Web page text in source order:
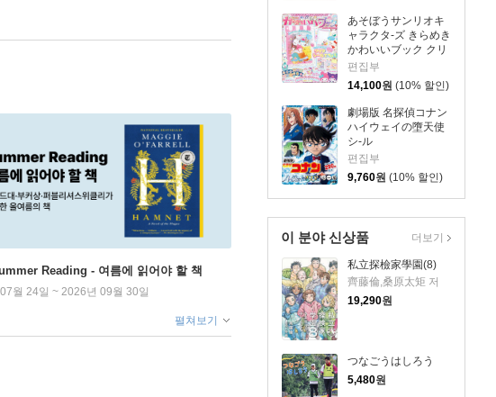
あそぼうサンリオキ
ャラクタ-ズ きらめき
かわいいブック クリ
アシ-ル手帳
편집부
14,100원 (10% 할인)
劇場版 名探偵コナン
ハイウェイの墮天使
シ-ル
편집부
9,760원 (10% 할인)
이 분야 신상품
私立探檢家學園(8)
齊藤倫,桑原太矩 저
19,290원
つなごうはしろう
5,480원
더보기
Reading - 여름에 읽어야 할 책
월 24일 ~ 2026년 09월 30일
펼쳐보기